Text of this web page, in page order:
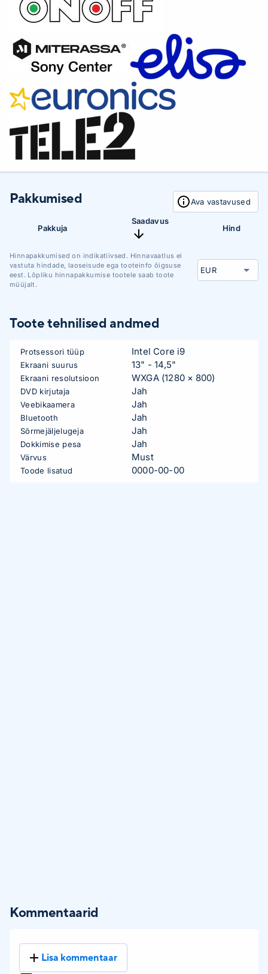
Pakkumised Ava vastavused
Pakkuja
Saadavus
Hind
Hinnapakkumised on indikatiivsed. Hinnavaatlus ei
vastuta hindade, laoseisude ega tooteinfo õigsuse
eest. Lõpliku hinnapakkumise tootele saab toote
müüjalt.
Toote tehnilised andmed
Protsessori tüüp Intel Core i9
Ekraani suurus 13" - 14,5"
Ekraani resolutsioon WXGA (1280 × 800)
DVD kirjutaja Jah
Veebikaamera Jah
Bluetooth Jah
Sõrmejäljelugeja Jah
Dokkimise pesa Jah
Värvus Must
Toode lisatud 0000-00-00
Kommentaarid
Lisa kommentaar